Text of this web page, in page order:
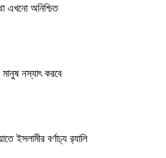
এখনো অনিশ্চিত
মানুষ নস্যাৎ করবে
ইসলামীর বর্ণাঢ্য র‍্যালি